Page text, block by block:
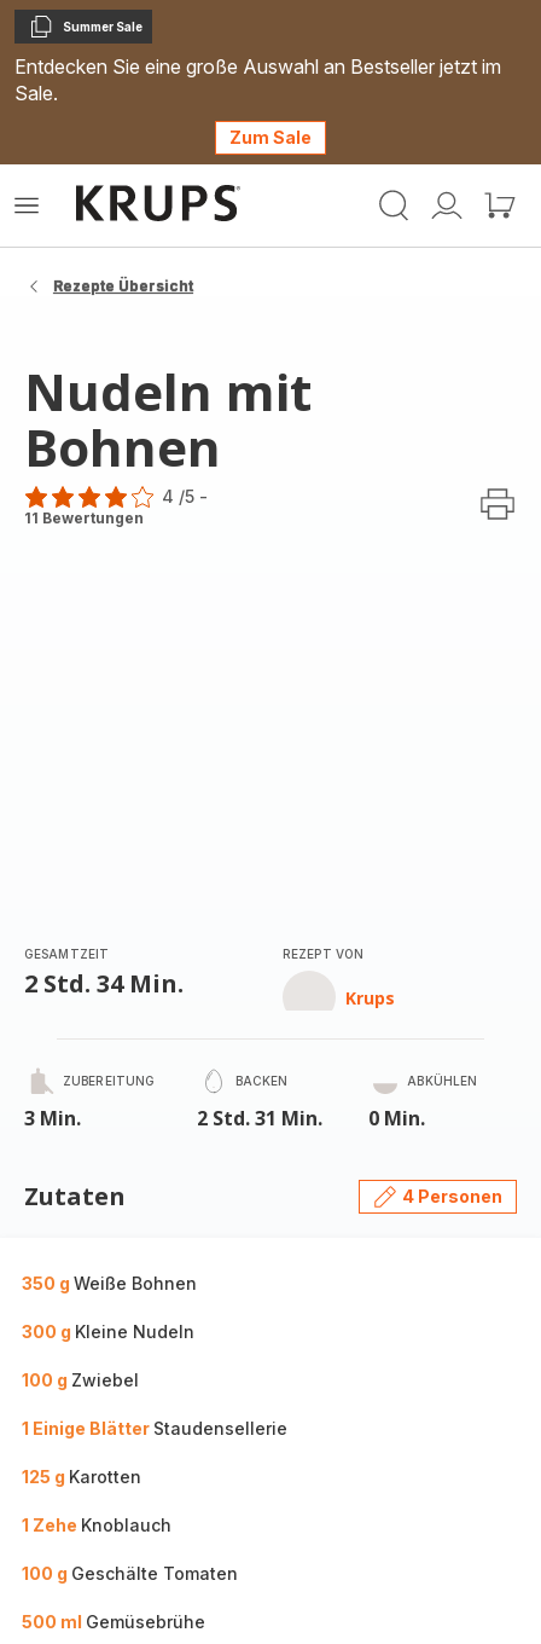
Kopieren
Summer Sale
Entdecken Sie eine große Auswahl an Bestseller jetzt im
Sale.
Zum Sale
Mein
Mein
Das
Rezepte Übersicht
Nudeln mit
Bohnen
Bewertung
4 /5 -
11 Bewertungen
GESAMTZEIT
2 Std. 34 Min.
REZEPT VON
Krups
ZUBEREITUNG
3 Min.
BACKEN
2 Std. 31 Min.
ABKÜHLEN
0 Min.
Zutaten 4 Personen
350 g Weiße Bohnen
300 g Kleine Nudeln
100 g Zwiebel
1 Einige Blätter Staudensellerie
125 g Karotten
1 Zehe Knoblauch
100 g Geschälte Tomaten
500 ml Gemüsebrühe